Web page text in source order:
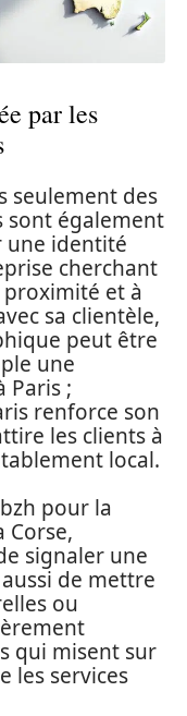
par les
seulement des
sont également
une identité
cherchant
et à
sa clientèle,
peut être
une
Paris ;
renforce son
les clients à
local.
pour la
Corse,
signaler une
de mettre
ou
qui misent sur
les services